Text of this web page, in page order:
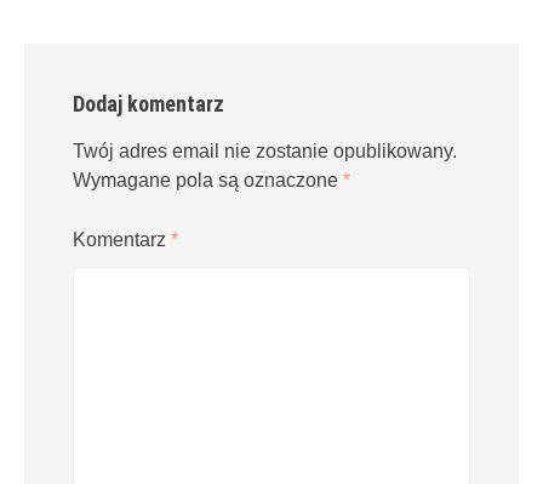
Dodaj komentarz
Twój adres email nie zostanie opublikowany.
Wymagane pola są oznaczone *
Komentarz *